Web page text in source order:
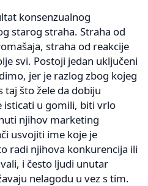
konsenzualnog
starog straha. Straha od
straha od reakcije
svi. Postoji jedan uključeni
jer je razlog zbog kojeg
taj što žele da dobiju
isticati u gomili, biti vrlo
njihov marketing
usvojiti ime koje je
radi njihova konkurencija ili
i često ljudi unutar
nelagodu u vez s tim.